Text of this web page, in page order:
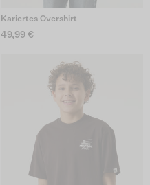
Kariertes Overshirt
49,99 €